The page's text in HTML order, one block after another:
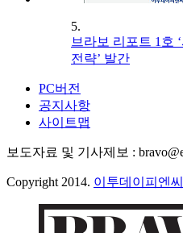
5.
브라보 리포트 1호
전략’ 발간
PC버전
공지사항
사이트맵
보도자료 및 기사제보 :
Copyright 2014. 이투데이피엔씨